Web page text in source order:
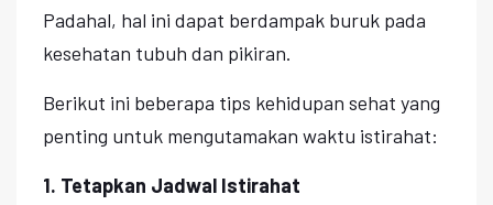
Padahal, hal ini dapat berdampak buruk pada
kesehatan tubuh dan pikiran.
Berikut ini beberapa tips kehidupan sehat yang
penting untuk mengutamakan waktu istirahat:
1. Tetapkan Jadwal Istirahat